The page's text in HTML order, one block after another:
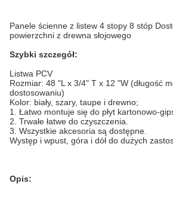
Panele ścienne z listew 4 stopy 8 stóp
powierzchni z drewna słojowego
Szybki szczegół:
Listwa PCV
Rozmiar: 48 "L x 3/4" T x 12 "W (długość
dostosowaniu)
Kolor: biały, szary, taupe i drewno;
1. Łatwo montuje się do płyt kartonowo-
2. Trwałe łatwe do czyszczenia.
3. Wszystkie akcesoria są dostępne.
Występ i wpust, góra i dół do dużych
Opis: